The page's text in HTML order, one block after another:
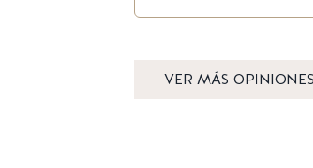
VER MÁS OPINIONES